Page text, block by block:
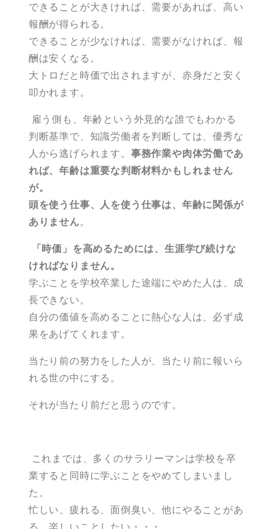
できることが大きければ、需要があれば、高い
報酬が得られる。
できることが少なければ、需要がなければ、報
酬は安くなる。
大トロだと時価で出されますが、赤身だと安く
叩かれます。
雇う側も、年齢という外見的な誰でもわかる
判断基準で、知識労働者を判断しては、優秀な
人から逃げられます。 事務作業や肉体労働であ
れば、年齢は重要な判断材料かもしれません
が。
頭を使う仕事、人を使う仕事は、年齢に関係が
ありません。
「時価」を高めるためには、生涯学び続けな
ければなりません。
学ぶことを学校卒業した途端にやめた人は、成
長できない。
自分の価値を高めることに熱心な人は、必ず成
果をあげてくれます。
当たり前の努力をした人が、当たり前に報いら
れる世の中にする。
それが当たり前だと思うのです。
これまでは、多くのサラリーマンは学校を卒
業すると同時に学ぶことをやめてしまいまし
た。
忙しい、疲れる、面倒臭い、他にやることがあ